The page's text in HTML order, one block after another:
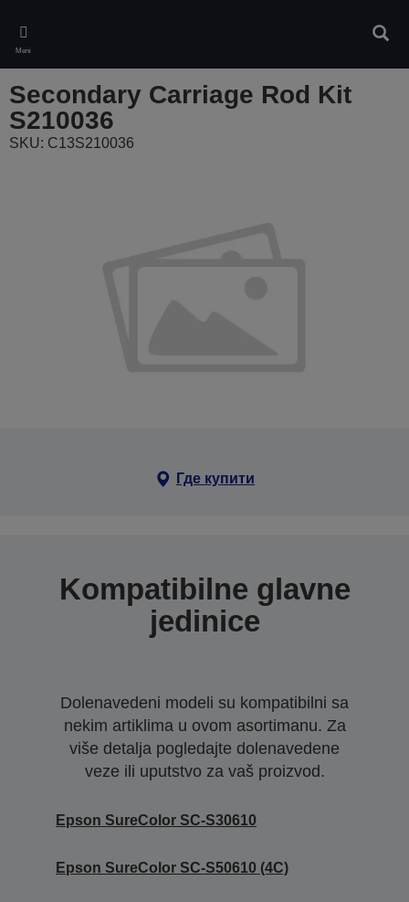
main
content
Meni
Secondary Carriage Rod Kit
S210036
SKU: C13S210036
Где купити
Kompatibilne glavne
jedinice
Dolenavedeni modeli su kompatibilni sa
nekim artiklima u ovom asortimanu. Za
više detalja pogledajte dolenavedene
veze ili uputstvo za vaš proizvod.
Epson SureColor SC-S30610
Epson SureColor SC-S50610 (4C)